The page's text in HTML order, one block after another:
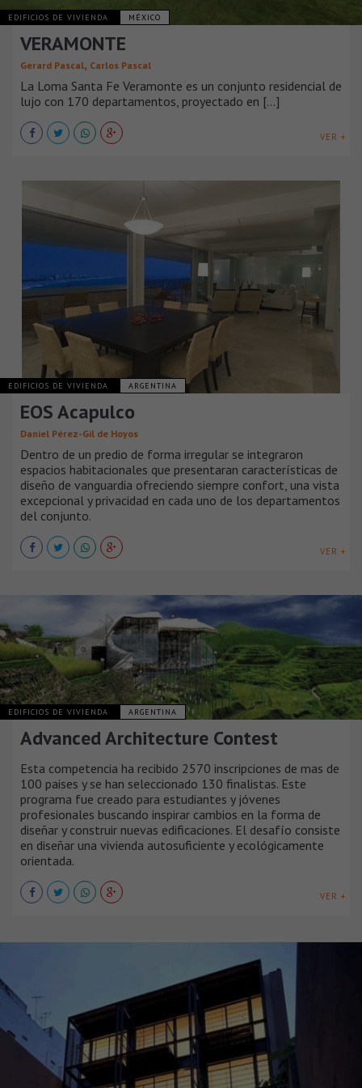
EDIFICIOS DE VIVIENDA MÉXICO
VERAMONTE
Gerard Pascal, Carlos Pascal
La Loma Santa Fe Veramonte es un conjunto residencial de
lujo con 170 departamentos, proyectado en [...]
VER +
EDIFICIOS DE VIVIENDA ARGENTINA
EOS Acapulco
Daniel Pérez-Gil de Hoyos
Dentro de un predio de forma irregular se integraron
espacios habitacionales que presentaran características de
diseño de vanguardia ofreciendo siempre confort, una vista
excepcional y privacidad en cada uno de los departamentos
del conjunto.
VER +
EDIFICIOS DE VIVIENDA ARGENTINA
Advanced Architecture Contest
Esta competencia ha recibido 2570 inscripciones de mas de
100 paises y se han seleccionado 130 finalistas. Este
programa fue creado para estudiantes y jóvenes
profesionales buscando inspirar cambios en la forma de
diseñar y construir nuevas edificaciones. El desafío consiste
en diseñar una vivienda autosuficiente y ecológicamente
orientada.
VER +